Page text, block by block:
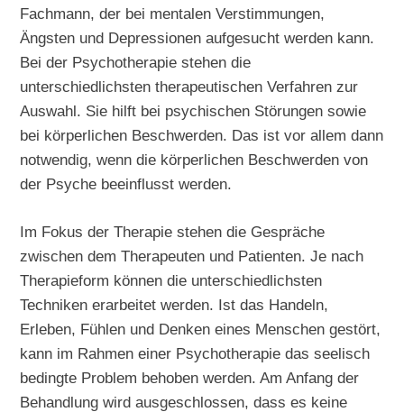
Fachmann, der bei mentalen Verstimmungen,
Ängsten und Depressionen aufgesucht werden kann.
Bei der Psychotherapie stehen die
unterschiedlichsten therapeutischen Verfahren zur
Auswahl. Sie hilft bei psychischen Störungen sowie
bei körperlichen Beschwerden. Das ist vor allem dann
notwendig, wenn die körperlichen Beschwerden von
der Psyche beeinflusst werden.
Im Fokus der Therapie stehen die Gespräche
zwischen dem Therapeuten und Patienten. Je nach
Therapieform können die unterschiedlichsten
Techniken erarbeitet werden. Ist das Handeln,
Erleben, Fühlen und Denken eines Menschen gestört,
kann im Rahmen einer Psychotherapie das seelisch
bedingte Problem behoben werden. Am Anfang der
Behandlung wird ausgeschlossen, dass es keine